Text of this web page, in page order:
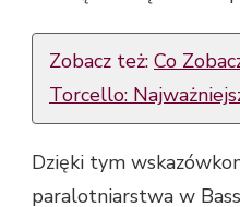
Zobacz też: Co
Torcello:
Dzięki tym
paralotniarstwa w